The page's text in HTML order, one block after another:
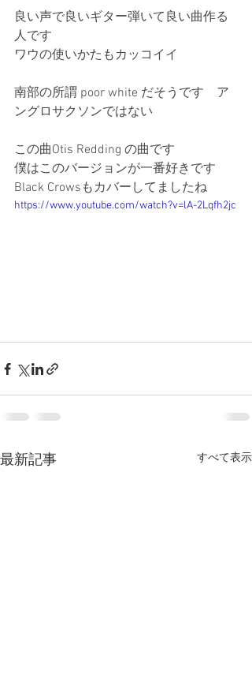
良い声で良いギター弾いて良い曲作る
人です
ワウの使いかたもカッコイイ
南部の所謂 poor white だそうです　ア
ングロサクソンではない
この曲Otis Redding の曲です
僕はこのバージョンが一番好きです
Black Crowsもカバーしてましたね
https://www.youtube.com/watch?v=lA-2Lqfh2jc
最新記事 すべて表示